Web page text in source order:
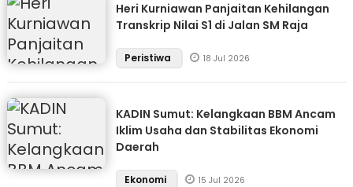
Heri Kurniawan Panjaitan Kehilangan
Transkrip Nilai S1 di Jalan SM Raja
Peristiwa 18 Jul 2026
KADIN Sumut: Kelangkaan BBM Ancam
Iklim Usaha dan Stabilitas Ekonomi
Daerah
Ekonomi 15 Jul 2026